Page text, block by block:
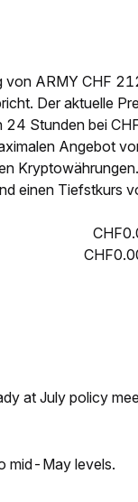
von ARMY CHF
Der aktuelle
Stunden bei
Angebot
einen Tiefstkurs
at July policy
mid-May levels.